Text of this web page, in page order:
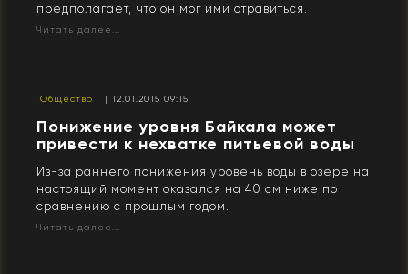
предполагает, что он мог ими отравиться.
Читать далее...
Общество | 12.01.2015 09:15
Понижение уровня Байкала может
привести к нехватке питьевой воды
Из-за раннего понижения уровень воды в озере на
настоящий момент оказался на 40 см ниже по
сравнению с прошлым годом.
Читать далее...